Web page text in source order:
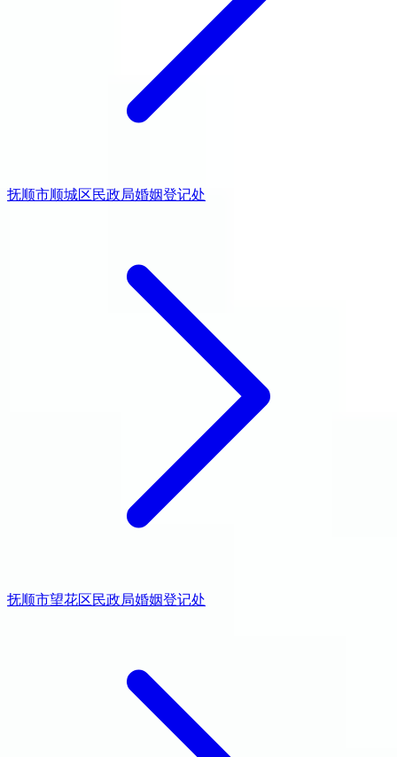
抚顺市顺城区民政局婚姻登记处
抚顺市望花区民政局婚姻登记处